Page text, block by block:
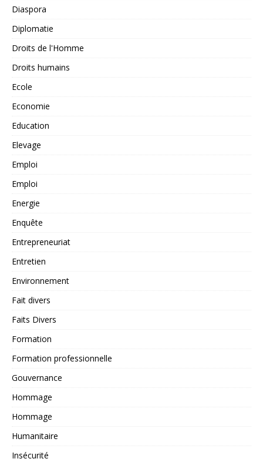
Diaspora
Diplomatie
Droits de l'Homme
Droits humains
Ecole
Economie
Education
Elevage
Emploi
Emploi
Energie
Enquête
Entrepreneuriat
Entretien
Environnement
Fait divers
Faits Divers
Formation
Formation professionnelle
Gouvernance
Hommage
Hommage
Humanitaire
Insécurité